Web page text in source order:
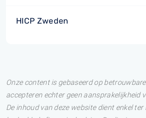
HICP Zweden
Onze content is gebaseerd op
accepteren echter geen aansprakelijkheid
De inhoud van deze website dient enkel